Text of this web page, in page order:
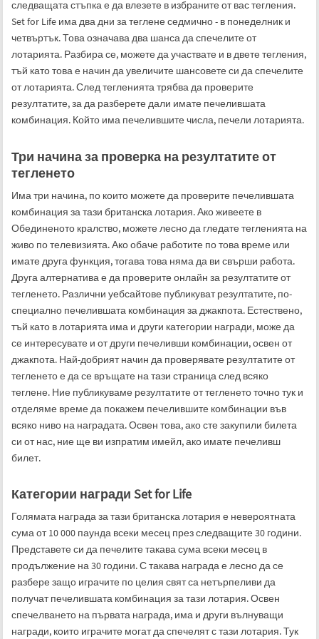
следващата стъпка е да влезете в избраните от вас тегления.
Set for Life има два дни за теглене седмично - в понеделник и
четвъртък. Това означава два шанса да спечелите от
лотарията. Разбира се, можете да участвате и в двете тегления,
тъй като това е начин да увеличите шансовете си да спечелите
от лотарията. След тегленията трябва да проверите
резултатите, за да разберете дали имате печелившата
комбинация. Който има печелившите числа, печели лотарията.
Три начина за проверка на резултатите от
тегленето
Има три начина, по които можете да проверите печелившата
комбинация за тази британска лотария. Ако живеете в
Обединеното кралство, можете лесно да гледате тегленията на
живо по телевизията. Ако обаче работите по това време или
имате друга функция, тогава това няма да ви свърши работа.
Друга алтернатива е да проверите онлайн за резултатите от
тегленето. Различни уебсайтове публикуват резултатите, по-
специално печелившата комбинация за джакпота. Естествено,
тъй като в лотарията има и други категории награди, може да
се интересувате и от други печеливши комбинации, освен от
джакпота. Най-добрият начин да проверявате резултатите от
тегленето е да се връщате на тази страница след всяко
теглене. Ние публикуваме резултатите от тегленето точно тук и
отделяме време да покажем печелившите комбинации във
всяко ниво на наградата. Освен това, ако сте закупили билета
си от нас, ние ще ви изпратим имейл, ако имате печеливш
билет.
Категории награди Set for Life
Голямата награда за тази британска лотария е невероятната
сума от 10 000 паунда всеки месец през следващите 30 години.
Представете си да печелите такава сума всеки месец в
продължение на 30 години. С такава награда е лесно да се
разбере защо играчите по целия свят са нетърпеливи да
получат печелившата комбинация за тази лотария. Освен
спечелването на първата награда, има и други вълнуващи
награди, които играчите могат да спечелят с тази лотария. Тук